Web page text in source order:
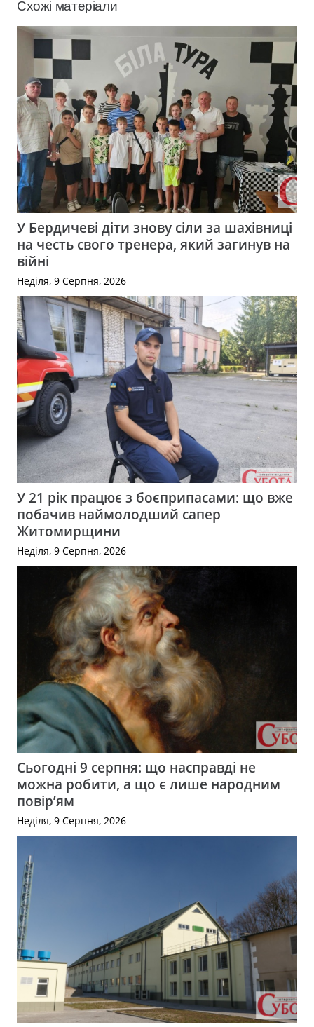
Схожі матеріали
У Бердичеві діти знову сіли за шахівниці
на честь свого тренера, який загинув на
війні
Неділя, 9 Серпня, 2026
У 21 рік працює з боєприпасами: що вже
побачив наймолодший сапер
Житомирщини
Неділя, 9 Серпня, 2026
Сьогодні 9 серпня: що насправді не
можна робити, а що є лише народним
повір’ям
Неділя, 9 Серпня, 2026